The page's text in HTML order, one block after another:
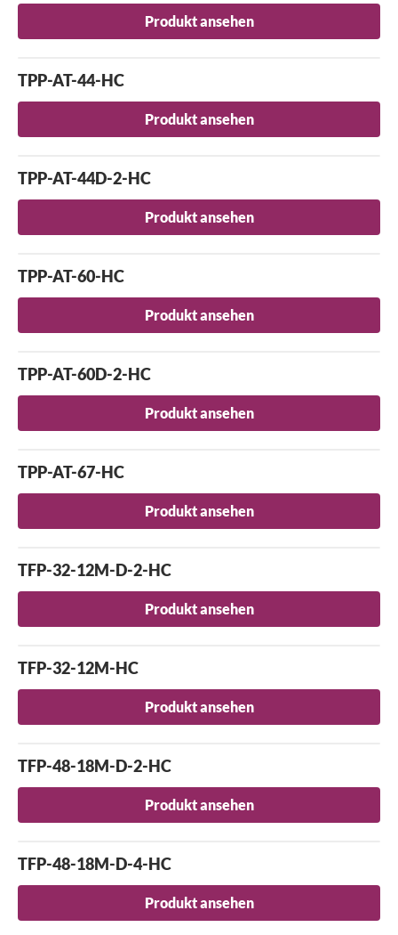
Suche
Produkt ansehen
TPP-AT-44-HC
Produkt ansehen
TPP-AT-44D-2-HC
Produkt ansehen
TPP-AT-60-HC
Produkt ansehen
TPP-AT-60D-2-HC
Produkt ansehen
TPP-AT-67-HC
Produkt ansehen
TFP-32-12M-D-2-HC
Produkt ansehen
TFP-32-12M-HC
Produkt ansehen
TFP-48-18M-D-2-HC
Produkt ansehen
TFP-48-18M-D-4-HC
Produkt ansehen